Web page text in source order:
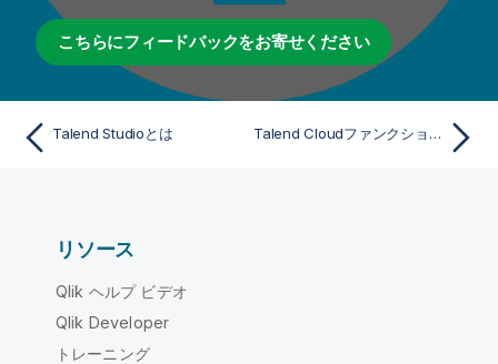
こちらにフィードバックをお寄せください
Talend Studioとは Talend Cloudファンクションアーキテクチャー
リソース
Qlik ヘルプ ビデオ
Qlik Developer
トレーニング